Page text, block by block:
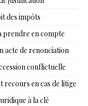
des impôts
prendre en compte
acte de renonciation
conflictuelle
recours en cas de litige
à la clé